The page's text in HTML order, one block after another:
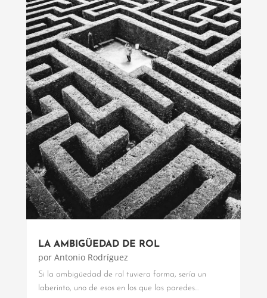
LA AMBIGÜEDAD DE ROL
por Antonio Rodríguez
Si la ambigüedad de rol tuviera forma, sería un
laberinto, uno de esos en los que las paredes...